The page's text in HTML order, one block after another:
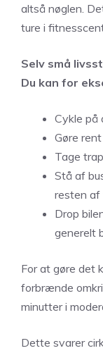
altså nøglen.
ture i
Selv små
Du kan for
Cykle på
Gøre
Tage
Stå af
resten af
Drop
generelt
For at gøre det
forbrænde
minutter i
Dette svarer